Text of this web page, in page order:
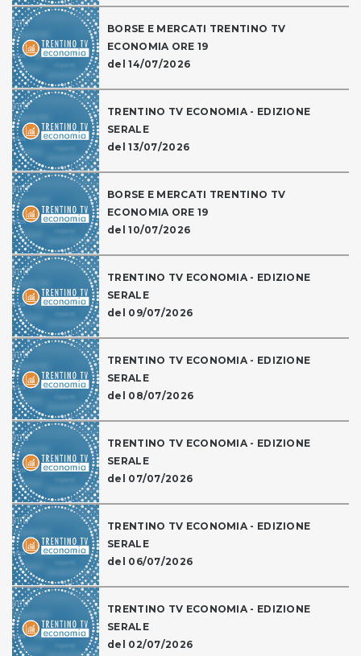
BORSE E MERCATI TRENTINO TV
ECONOMIA ORE 19
del 14/07/2026
TRENTINO TV ECONOMIA - EDIZIONE
SERALE
del 13/07/2026
BORSE E MERCATI TRENTINO TV
ECONOMIA ORE 19
del 10/07/2026
TRENTINO TV ECONOMIA - EDIZIONE
SERALE
del 09/07/2026
TRENTINO TV ECONOMIA - EDIZIONE
SERALE
del 08/07/2026
TRENTINO TV ECONOMIA - EDIZIONE
SERALE
del 07/07/2026
TRENTINO TV ECONOMIA - EDIZIONE
SERALE
del 06/07/2026
TRENTINO TV ECONOMIA - EDIZIONE
SERALE
del 02/07/2026